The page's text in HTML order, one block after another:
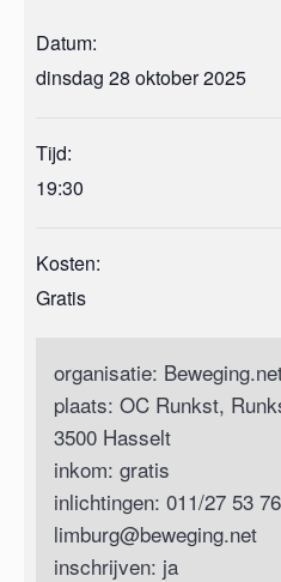
Datum:
dinsdag 28 oktober 2025
Tijd:
19:30
Kosten:
Gratis
organisatie:
plaats: OC Runkst,
3500 Hasselt
inkom: gratis
inlichtingen: 011/27 53
limburg@beweging.net
inschrijven: ja